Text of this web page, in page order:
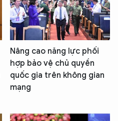
Nâng cao năng lực phối
hợp bảo vệ chủ quyền
quốc gia trên không gian
mạng